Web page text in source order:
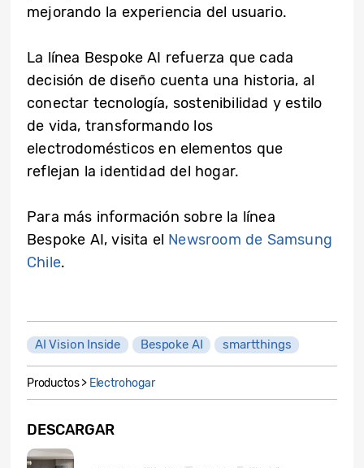
mejorando la experiencia del usuario.
La línea Bespoke AI refuerza que cada
decisión de diseño cuenta una historia, al
conectar tecnología, sostenibilidad y estilo
de vida, transformando los
electrodomésticos en elementos que
reflejan la identidad del hogar.
Para más información sobre la línea
Bespoke AI, visita el Newsroom de Samsung
Chile.
AI Vision Inside Bespoke AI smartthings
Productos > Electrohogar
DESCARGAR